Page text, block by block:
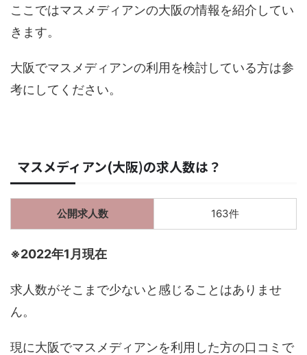
ここではマスメディアンの大阪の情報を紹介してい
きます。
大阪でマスメディアンの利用を検討している方は参
考にしてください。
マスメディアン(大阪)の求人数は？
公開求人数 163件
※2022年1月現在
求人数がそこまで少ないと感じることはありませ
ん。
現に大阪でマスメディアンを利用した方の口コミで